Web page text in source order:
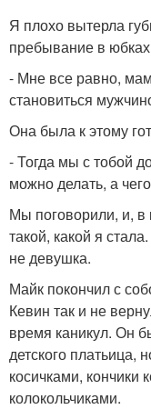
Я плохо вытерла
пребывание в
- Мне все равно,
становиться
Она была к этому
- Тогда мы с тобой
можно делать, а
Мы поговорили, и, в
такой, какой я
не девушка.
Майк покончил с
Кевин так и не
время каникул. Он
детского платьица,
косичками,
колокольчиками.